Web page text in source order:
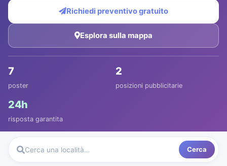
Richiedi preventivo gratuito
Esplora sulla mappa
7
poster
2
posizioni pubblicitarie
24h
risposta garantita
Cerca una località… Cerca